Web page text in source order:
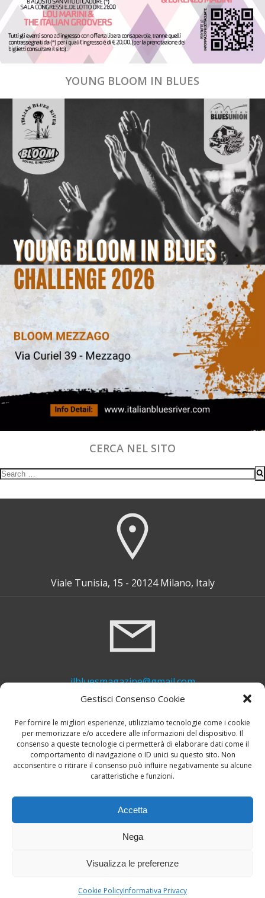
Gestisci Consenso Cookie
Per fornire le migliori esperienze, utilizziamo tecnologie come i cookie
per memorizzare e/o accedere alle informazioni del dispositivo. Il
consenso a queste tecnologie ci permetterà di elaborare dati come il
comportamento di navigazione o ID unici su questo sito. Non
acconsentire o ritirare il consenso può influire negativamente su alcune
caratteristiche e funzioni.
Accetta
Nega
Visualizza le preferenze
Cookie PolicyInformativa Privacy
YOUNG BLOOM IN BLUES
CERCA NEL SITO
Search
Viale Tunisia, 15 - 20124 Milano, Italy
ilbluesmagazine@gmail.com
+39 339 748 6635
© 2026 Il Blues Magazine. Powered by